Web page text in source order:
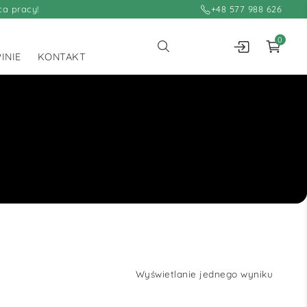
pracy! +48 577 988 626
KONTAKT
0
Wyświetlanie jednego wyniku